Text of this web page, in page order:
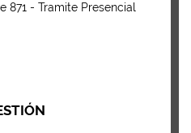
871 - Tramite Presencial